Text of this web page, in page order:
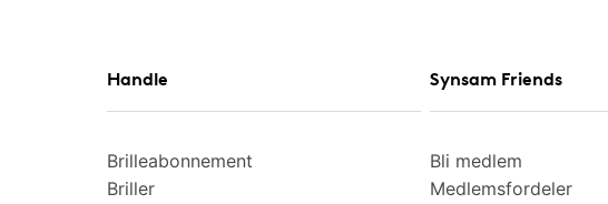
Handle
Brilleabonnement
Briller
Synsam Friends
Bli medlem
Medlemsfordeler